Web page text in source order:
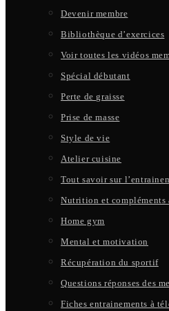
Devenir membre
Bibliothèque d’exercices
Voir toutes les vidéos
Spécial débutant
Perte de graisse
Prise de masse
Style de vie
Atelier cuisine
Tout savoir sur
Nutrition et compléments
Home gym
Mental et motivation
Récupération du sportif
Questions réponses des
Fiches entrainements à